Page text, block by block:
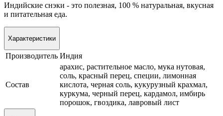
Индийские снэки - это полезная, 100 % натуральная, вкусная
и питательная еда.
Характеристики
Производитель Индия
Состав
арахис, растительное масло, мука нутовая,
соль, красный перец, специи, лимонная
кислота, черная соль, кукурузный крахмал,
куркума, черный перец, кардамол, имбирь
порошок, гвоздика, лавровый лист